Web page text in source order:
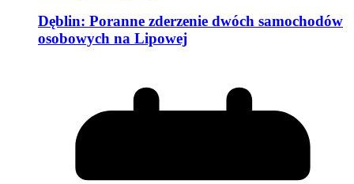
Dęblin: Poranne zderzenie dwóch samochodów
osobowych na Lipowej